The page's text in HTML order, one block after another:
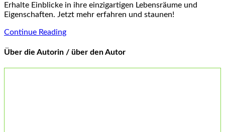
Erhalte Einblicke in ihre einzigartigen Lebensräume und
Eigenschaften. Jetzt mehr erfahren und staunen!
Continue Reading
Über die Autorin / über den Autor